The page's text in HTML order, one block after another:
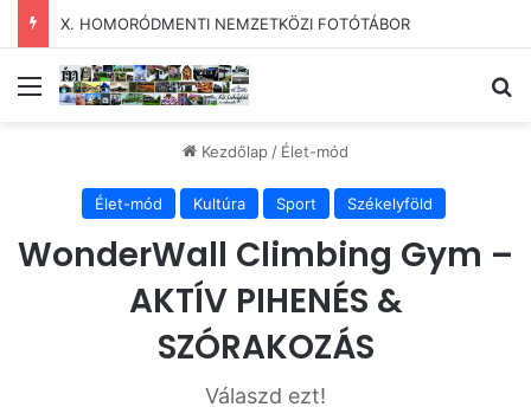
X. HOMORÓDMENTI NEMZETKÖZI FOTÓTÁBOR
Menü
Kezdőlap/ Élet-mód
Élet-mód Kultúra Sport Székelyföld
WonderWall Climbing Gym –
AKTÍV PIHENÉS &
SZÓRAKOZÁS
Válaszd ezt!